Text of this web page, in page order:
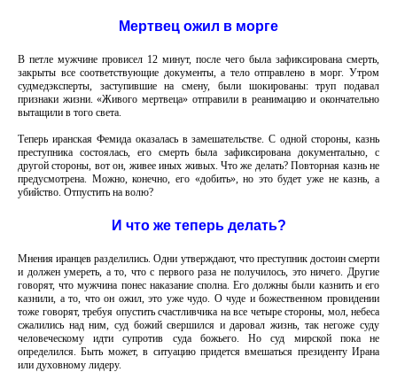
Мертвец ожил в морге
В петле мужчине провисел 12 минут, после чего была зафиксирована смерть,
закрыты все соответствующие документы, а тело отправлено в морг. Утром
судмедэксперты, заступившие на смену, были шокированы: труп подавал
признаки жизни. «Живого мертвеца» отправили в реанимацию и окончательно
вытащили в того света.
Теперь иранская Фемида оказалась в замешательстве. С одной стороны, казнь
преступника состоялась, его смерть была зафиксирована документально, с
другой стороны, вот он, живее иных живых. Что же делать? Повторная казнь не
предусмотрена. Можно, конечно, его «добить», но это будет уже не казнь, а
убийство. Отпустить на волю?
И что же теперь делать?
Мнения иранцев разделились. Одни утверждают, что преступник достоин смерти
и должен умереть, а то, что с первого раза не получилось, это ничего. Другие
говорят, что мужчина понес наказание сполна. Его должны были казнить и его
казнили, а то, что он ожил, это уже чудо. О чуде и божественном провидении
тоже говорят, требуя опустить счастливчика на все четыре стороны, мол, небеса
сжалились над ним, суд божий свершился и даровал жизнь, так негоже суду
человеческому идти супротив суда божьего. Но суд мирской пока не
определился. Быть может, в ситуацию придется вмешаться президенту Ирана
или духовному лидеру.